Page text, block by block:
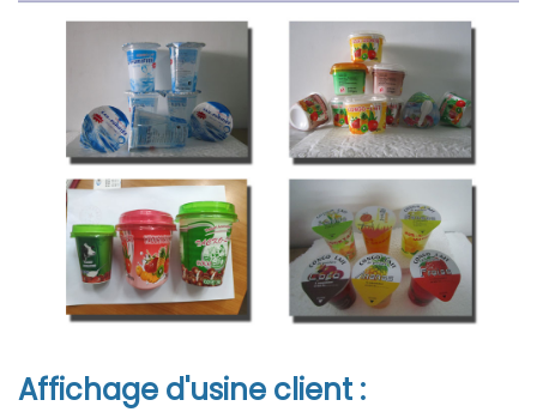
Affichage d'usine client :